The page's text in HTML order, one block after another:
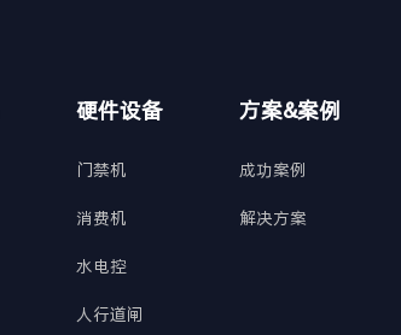
硬件设备
门禁机
消费机
水电控
人行道闸
方案&案例
成功案例
解决方案